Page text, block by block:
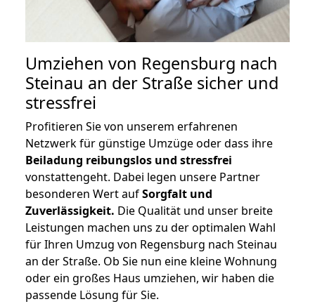
Umziehen von Regensburg nach
Steinau an der Straße sicher und
stressfrei
Profitieren Sie von unserem erfahrenen
Netzwerk für günstige Umzüge oder dass ihre
Beiladung reibungslos und stressfrei
vonstattengeht. Dabei legen unsere Partner
besonderen Wert aufSorgfalt und
Zuverlässigkeit. Die Qualität und unser breite
Leistungen machen uns zu der optimalen Wahl
für Ihren Umzug von Regensburg nach Steinau
an der Straße. Ob Sie nun eine kleine Wohnung
oder ein großes Haus umziehen, wir haben die
passende Lösung für Sie.